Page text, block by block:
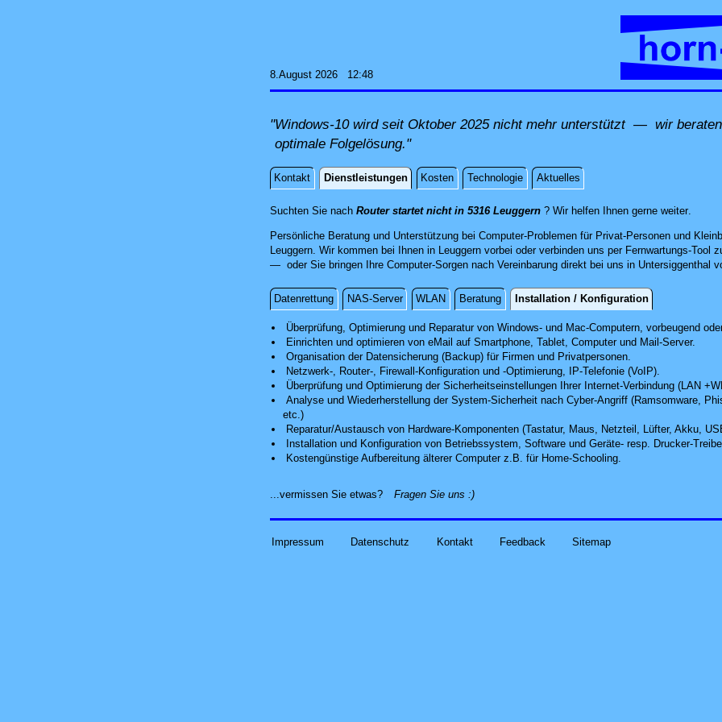
8.August 2026 12:48
"Windows-10 wird seit Oktober 2025 nicht mehr unterstützt — wir
optimale Folgelösung."
Kontakt Dienstleistungen Kosten Technologie Aktuelles
Dienstleistungen
Suchten Sie nach Router startet nicht in 5316 Leuggern? Wir helfen Ihnen gerne weiterdirekt
.
Persönliche Beratung und Unterstützung bei Computer-Problemen für Privat-Personen und
Leuggern. Wir kommen bei Ihnen in Leuggern vorbei oder verbinden uns per Fernwartungs-Tool
— oder Sie bringen Ihre Computer-Sorgen nach Vereinbarung direkt bei uns in Untersiggenthal
Datenrettung NAS-Server WLAN Beratung Installation / Konfiguration
Installation / Konfiguration
Überprüfung, Optimierung und Reparaturvon Windows- und Mac-Computern, vorbeugend
Einrichten und optimieren von eMail auf Smartphone, Tablet, Computerund Mail-Server.
Organisation der Datensicherung (Backup) für Firmen und Privatpersonen.
Netzwerk-, Router-, Firewall-Konfiguration und -Optimierung, IP-Telefonie (VoIP).
Überprüfung und Optimierung der Sicherheitseinstellungen Ihrer Internet-Verbindung (LAN
Analyseund Wiederherstellung der System-Sicherheit nach Cyber-Angriff(Ramsomware,
etc.)
Reparatur/Austausch von Hardware-Komponenten (Tastatur, Maus, Netzteil, Lüfter, Akku,
Installation und Konfiguration von Betriebssystem, Software und Geräte- resp. Drucker-
Kostengünstige Aufbereitung älterer Computer z.B. für Home-Schooling.
...vermissen Sie etwas? Fragen Sie uns alles zu Ihren Problemen und Sorgen rund um
:)
Impressum Datenschutz Kontakt Feedback Sitemap